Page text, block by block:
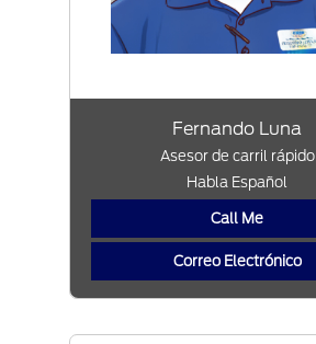
Fernando Luna
Asesor de carril rápido
Habla Español
Call Me
Correo Electrónico